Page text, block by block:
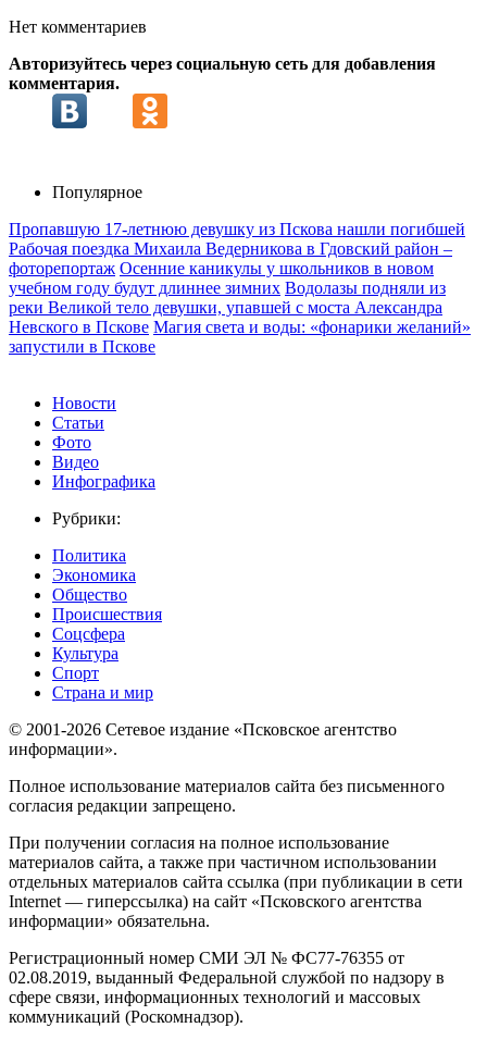
Нет комментариев
Авторизуйтесь через социальную сеть для добавления
комментария.
Популярное
Пропавшую 17-летнюю девушку из Пскова нашли погибшей
Рабочая поездка Михаила Ведерникова в Гдовский район –
фоторепортаж Осенние каникулы у школьников в новом
учебном году будут длиннее зимних Водолазы подняли из
реки Великой тело девушки, упавшей с моста Александра
Невского в Пскове Магия света и воды: «фонарики желаний»
запустили в Пскове
Новости
Статьи
Фото
Видео
Инфографика
Рубрики:
Политика
Экономика
Общество
Происшествия
Соцсфера
Культура
Спорт
Страна и мир
© 2001-2026 Сетевое издание «Псковское агентство
информации».
Полное использование материалов сайта без письменного
согласия редакции запрещено.
При получении согласия на полное использование
материалов сайта, а также при частичном использовании
отдельных материалов сайта ссылка (при публикации в сети
Internet — гиперссылка) на сайт «Псковского агентства
информации» обязательна.
Регистрационный номер СМИ ЭЛ № ФС77-76355 от
02.08.2019, выданный Федеральной службой по надзору в
сфере связи, информационных технологий и массовых
коммуникаций (Роскомнадзор).